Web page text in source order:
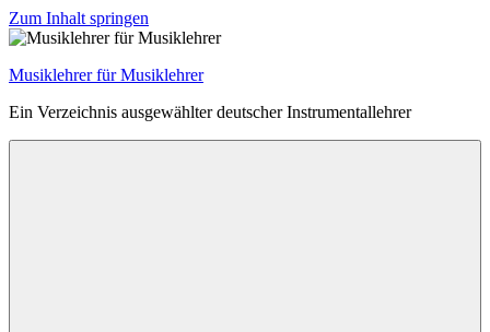
Zum Inhalt springen
Musiklehrer für Musiklehrer
Ein Verzeichnis ausgewählter deutscher Instrumentallehrer